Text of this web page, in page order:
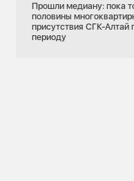
Прошли медиану: пока
половины
присутствия СГК-Алтай
периоду